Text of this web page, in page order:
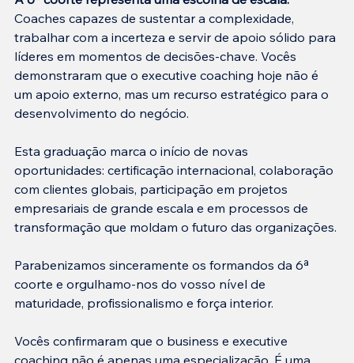
Coaches capazes de sustentar a complexidade,
trabalhar com a incerteza e servir de apoio sólido para
líderes em momentos de decisões-chave. Vocês
demonstraram que o executive coaching hoje não é
um apoio externo, mas um recurso estratégico para o
desenvolvimento do negócio.
Esta graduação marca o início de novas
oportunidades: certificação internacional, colaboração
com clientes globais, participação em projetos
empresariais de grande escala e em processos de
transformação que moldam o futuro das organizações.
Parabenizamos sinceramente os formandos da 6ª
coorte e orgulhamo-nos do vosso nível de
maturidade, profissionalismo e força interior.
Vocês confirmaram que o business e executive
coaching não é apenas uma especialização. É uma